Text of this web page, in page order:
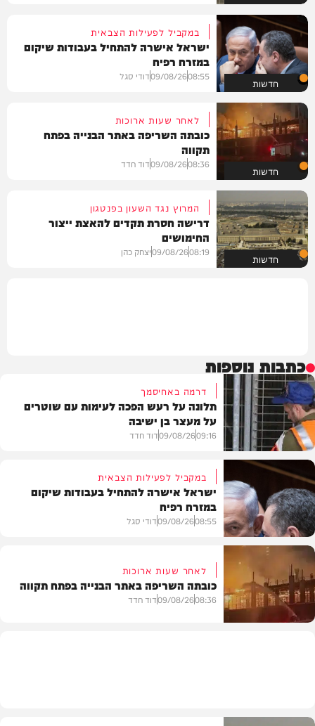
חדשות
במקביל לפעילות הצבאית
ישראל אישרה להתחיל בעבודות שיקום
במזרח רפיח
08:55
09/08/26דודי סגל
חדשות
לאחר שעות ארוכות
כובתה השריפה באתר הבנייה בפתח
תקווה
08:36
09/08/26דוד חדד
חדשות
המרוץ נגד השעון בפנטגון
דרישה חסרת תקדים להאצת ייצור
החימושים
08:19
09/08/26יצחק כהן
כתבות נוספות
חרדים
דרמה באחיסמך
תלונה על רעש הפכה לעימות עם שוטרים
על מעצר בן ישיבה
09:16
09/08/26דוד חדד
חדשות
במקביל לפעילות הצבאית
ישראל אישרה להתחיל בעבודות שיקום
במזרח רפיח
08:55
09/08/26דודי סגל
לאחר שעות ארוכות
כובתה השריפה באתר הבנייה בפתח תקווה
08:36
09/08/26דוד חדד